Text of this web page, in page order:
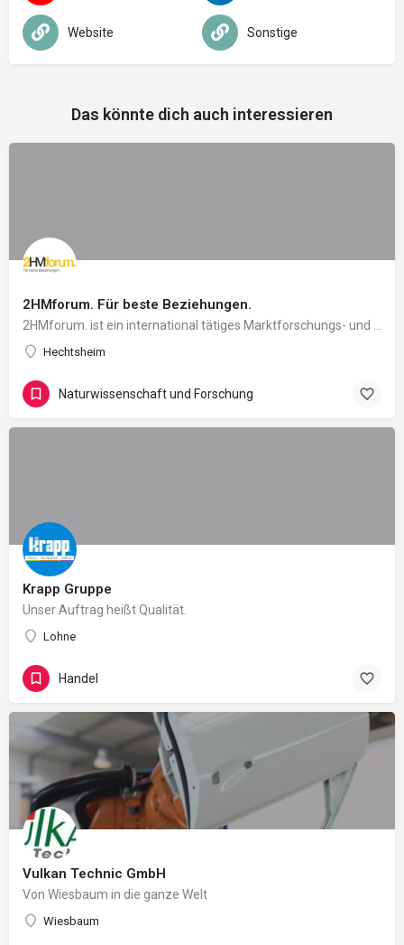
Website Sonstige
Das könnte dich auch interessieren
2HMforum. Für beste Beziehungen.
Hechtsheim
Naturwissenschaft und Forschung
Krapp Gruppe
Unser Auftrag heißt Qualität.
Lohne
Handel
Vulkan Technic GmbH
Von Wiesbaum in die ganze Welt
Wiesbaum